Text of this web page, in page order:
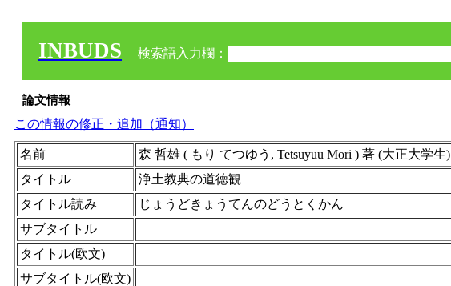
INBUDS 検索語入力欄：
論文情報
この情報の修正・追加（通知）
名前
森 哲雄 ( もり てつゆう, Tetsuyuu Mori ) 著 (大正大学生)
タイトル
浄土教典の道徳観
タイトル読み
じょうどきょうてんのどうとくかん
サブタイトル
タイトル(欧文)
サブタイトル(欧文)